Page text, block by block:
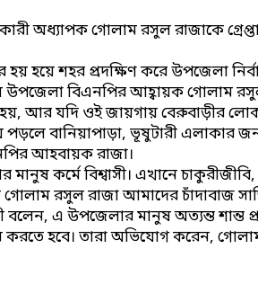
অধ্যাপক গোলাম রসুল রাজাকে
শহর প্রদক্ষিণ করে উপজেলা
বিএনপির আহ্বায়ক গোলাম
হয়, আর যদি ওই জায়গায় বেরুবাড়ীর
পড়লে বানিয়াপাড়া, ভূষুটারী
আহবায়ক রাজা।
কর্মে বিশ্বাসী। এখানে
রসুল রাজা আমাদের চাঁদাবাজ
বলেন, এ উপজেলার মানুষ অত্যন্ত শান্ত
করতে হবে। তারা অভিযোগ করেন,